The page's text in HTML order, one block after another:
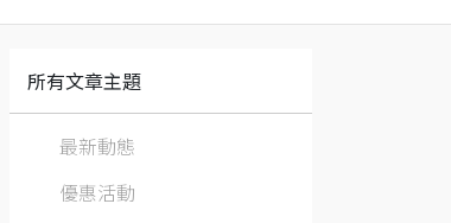
所有文章主題
最新動態
優惠活動